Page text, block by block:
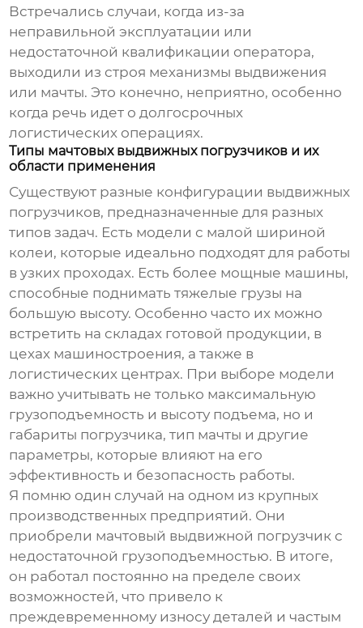
Встречались случаи, когда из-за
неправильной эксплуатации или
недостаточной квалификации оператора,
выходили из строя механизмы выдвижения
или мачты. Это конечно, неприятно, особенно
когда речь идет о долгосрочных
логистических операциях.
Типы мачтовых выдвижных погрузчиков и их
области применения
Существуют разные конфигурации выдвижных
погрузчиков, предназначенные для разных
типов задач. Есть модели с малой шириной
колеи, которые идеально подходят для работы
в узких проходах. Есть более мощные машины,
способные поднимать тяжелые грузы на
большую высоту. Особенно часто их можно
встретить на складах готовой продукции, в
цехах машиностроения, а также в
логистических центрах. При выборе модели
важно учитывать не только максимальную
грузоподъемность и высоту подъема, но и
габариты погрузчика, тип мачты и другие
параметры, которые влияют на его
эффективность и безопасность работы.
Я помню один случай на одном из крупных
производственных предприятий. Они
приобрели мачтовый выдвижной погрузчик с
недостаточной грузоподъемностью. В итоге,
он работал постоянно на пределе своих
возможностей, что привело к
преждевременному износу деталей и частым